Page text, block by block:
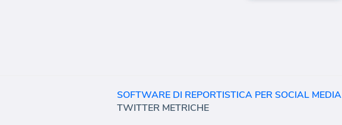
SOFTWARE DI REPORTISTICA PER SOCIAL MEDIA
TWITTER METRICHE